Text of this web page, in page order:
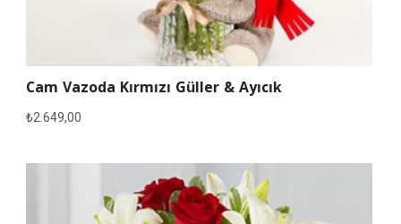
Cam Vazoda Kırmızı Güller & Ayıcık
₺2.649,00